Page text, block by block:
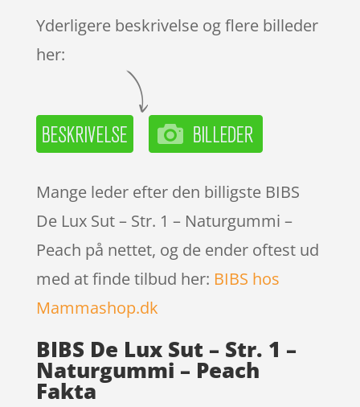
mmelser
Yderligere beskrivelse og flere billeder
her:
Mange leder efter den billigste BIBS
De Lux Sut – Str. 1 – Naturgummi –
Peach på nettet, og de ender oftest ud
med at finde tilbud her: BIBS hos
Mammashop.dk
BIBS De Lux Sut – Str. 1 –
Naturgummi – Peach
Fakta